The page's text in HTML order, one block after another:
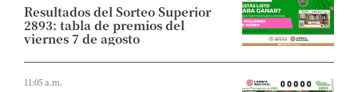
Resultados del Sorteo Superior
2893: tabla de premios del
viernes 7 de agosto
11:05 a.m.